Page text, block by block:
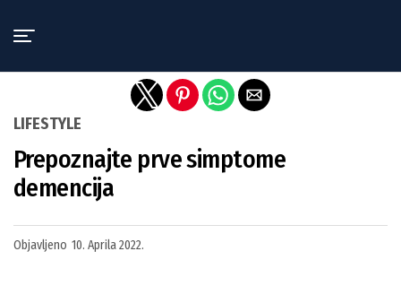
LIFESTYLE
Prepoznajte prve simptome
demencija
Objavljeno 10. Aprila 2022.